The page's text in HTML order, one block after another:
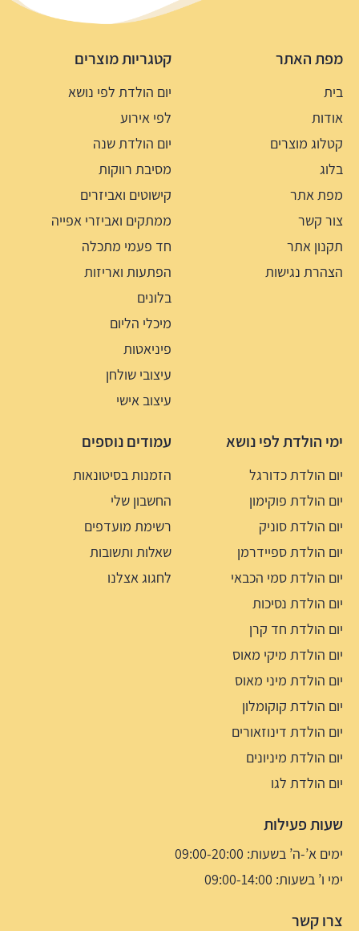
מפת האתר
בית
אודות
קטלוג מוצרים
בלוג
מפת אתר
צור קשר
תקנון אתר
הצהרת נגישות
קטגריות מוצרים
יום הולדת לפי נושא
לפי אירוע
יום הולדת שנה
מסיבת רווקות
קישוטים ואביזרים
ממתקים ואביזרי אפייה
חד פעמי מתכלה
הפתעות ואריזות
בלונים
מיכלי הליום
פיניאטות
עיצובי שולחן
עיצוב אישי
ימי הולדת לפי נושא
יום הולדת כדורגל
יום הולדת פוקימון
יום הולדת סוניק
יום הולדת ספיידרמן
יום הולדת סמי הכבאי
יום הולדת נסיכות
יום הולדת חד קרן
יום הולדת מיקי מאוס
יום הולדת מיני מאוס
יום הולדת קוקומלון
יום הולדת דינוזאורים
יום הולדת מיניונים
יום הולדת לגו
עמודים נוספים
הזמנות בסיטונאות
החשבון שלי
רשימת מועדפים
שאלות ותשובות
לחגוג אצלנו
שעות פעילות
ימים א’-ה’ בשעות: 09:00-20:00
ימי ו’ בשעות: 09:00-14:00
צרו קשר